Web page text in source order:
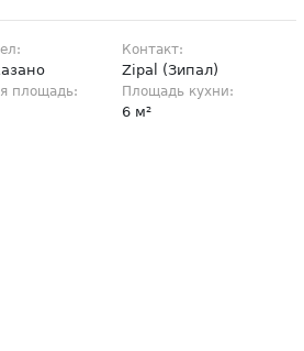
Контакт:
Zipal (Зипал)
площадь: Площадь кухни:
6 м²